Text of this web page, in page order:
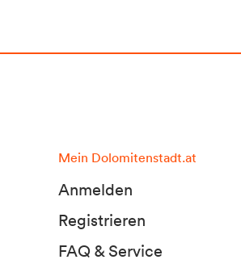
Mein Dolomitenstadt.at
Anmelden
Registrieren
FAQ & Service